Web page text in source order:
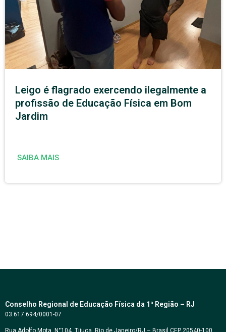
Leigo é flagrado exercendo ilegalmente a
profissão de Educação Física em Bom
Jardim
SAIBA MAIS
Conselho Regional de Educação Física da 1ª Região – RJ
03.617.694/0001-07